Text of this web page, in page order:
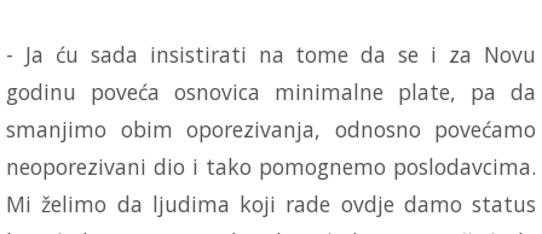
- Ja ću sada insistirati na tome da se i za Novu
godinu poveća osnovica minimalne plate, pa da
smanjimo obim oporezivanja, odnosno povećamo
neoporezivani dio i tako pomognemo poslodavcima.
Mi želimo da ljudima koji rade ovdje damo status